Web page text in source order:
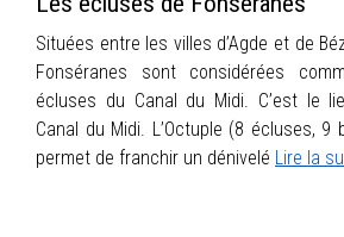
Situées entre les villes d’Agde et de
Fonséranes sont considérées
écluses du Canal du Midi. C’est le
Canal du Midi. L’Octuple (8 écluses, 9
permet de franchir un dénivelé Lire la